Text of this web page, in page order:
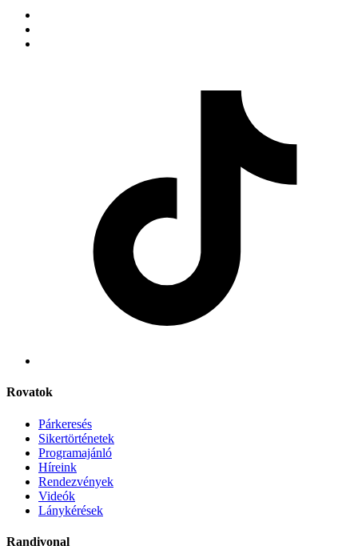
Rovatok
Párkeresés
Sikertörténetek
Programajánló
Híreink
Rendezvények
Videók
Lánykérések
Randivonal